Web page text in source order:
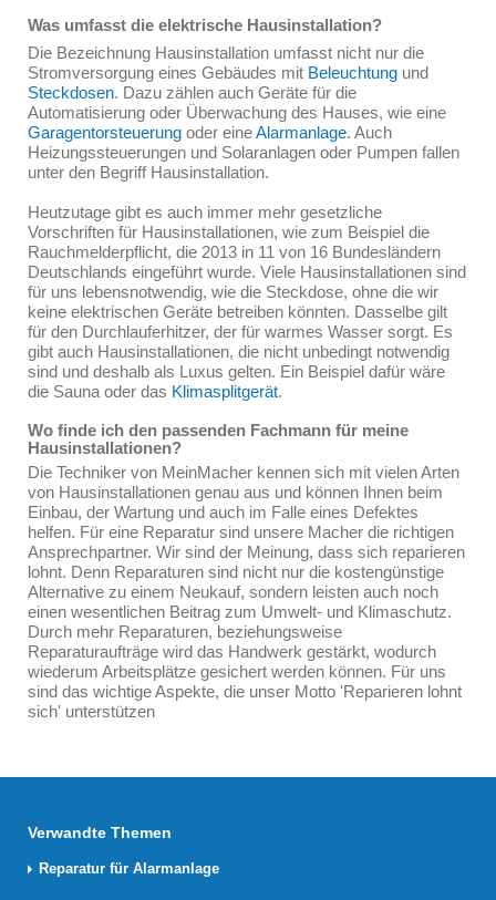
Was umfasst die elektrische Hausinstallation?
Die Bezeichnung Hausinstallation umfasst nicht nur die
Stromversorgung eines Gebäudes mit Beleuchtung und
Steckdosen. Dazu zählen auch Geräte für die
Automatisierung oder Überwachung des Hauses, wie eine
Garagentorsteuerung oder eineAlarmanlage. Auch
Heizungssteuerungen und Solaranlagen oder Pumpen fallen
unter den Begriff Hausinstallation.
Heutzutage gibt es auch immer mehr gesetzliche
Vorschriften für Hausinstallationen, wie zum Beispiel die
Rauchmelderpflicht, die 2013 in 11 von 16 Bundesländern
Deutschlands eingeführt wurde. Viele Hausinstallationen sind
für uns lebensnotwendig, wie die Steckdose, ohne die wir
keine elektrischen Geräte betreiben könnten. Dasselbe gilt
für den Durchlauferhitzer, der für warmes Wasser sorgt. Es
gibt auch Hausinstallationen, die nicht unbedingt notwendig
sind und deshalb als Luxus gelten. Ein Beispiel dafür wäre
die Sauna oder das Klimasplitgerät.
Wo finde ich den passenden Fachmann für meine
Hausinstallationen?
Die Techniker von MeinMacher kennen sich mit vielen Arten
von Hausinstallationen genau aus und können Ihnen beim
Einbau, der Wartung und auch im Falle eines Defektes
helfen. Für eine Reparatur sind unsere Macher die richtigen
Ansprechpartner. Wir sind der Meinung, dass sich reparieren
lohnt. Denn Reparaturen sind nicht nur die kostengünstige
Alternative zu einem Neukauf, sondern leisten auch noch
einen wesentlichen Beitrag zum Umwelt- und Klimaschutz.
Durch mehr Reparaturen, beziehungsweise
Reparaturaufträge wird das Handwerk gestärkt, wodurch
wiederum Arbeitsplätze gesichert werden können. Für uns
sind das wichtige Aspekte, die unser Motto 'Reparieren lohnt
sich' unterstützen
Verwandte Themen
Reparatur für Alarmanlage